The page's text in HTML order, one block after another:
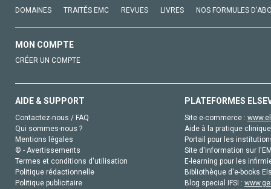
DOMAINES TRAITÉS EMC REVUES LIVRES NOS FORMULES
MON COMPTE
CRÉER UN COMPTE
AIDE & SUPPORT
Contactez-nous / FAQ
Qui sommes-nous ?
Mentions légales
© - Avertissements
Termes et conditions d'utilisation
Politique rédactionnelle
Politique publicitaire
PLATEFORMES
Site e-commerce :
Aide à la pratique
Portail pour les
Site d'information sur
E-learning pour les
Bibliothèque d'e-books
Blog special IFSI :